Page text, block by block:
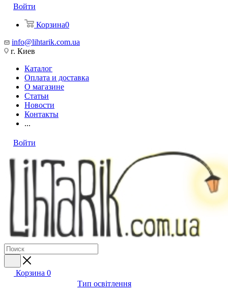
Войти
Корзина0
info@lihtarik.com.ua
г. Киев
Каталог
Оплата и доставка
О магазине
Статьи
Новости
Контакты
...
Войти
Корзина 0
Тип освітлення